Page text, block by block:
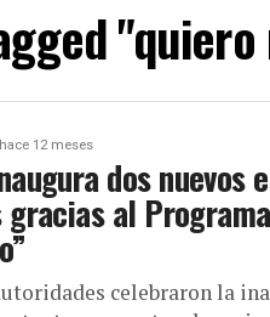
hace 12 meses
dos nuevos
al
celebraron la